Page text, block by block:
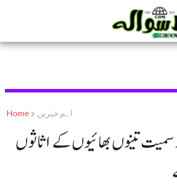
Home اہم خبریں
سمیت تینوں بھائیوں کے اثاثوں